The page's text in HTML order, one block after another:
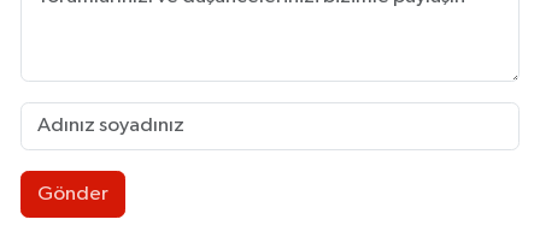
Gönder
18:07 |İşçi sorunları masaya yatırıldı